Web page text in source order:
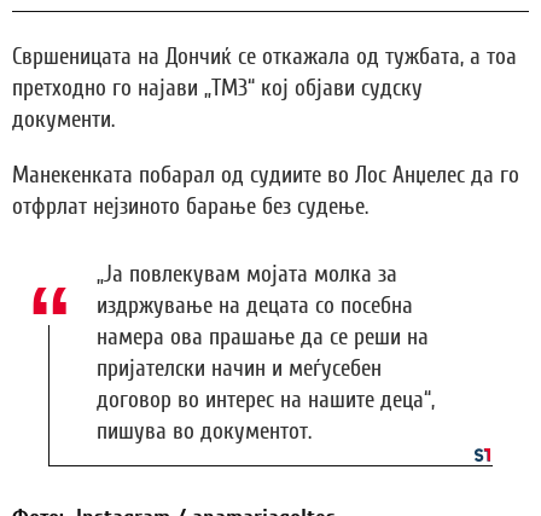
Свршеницата на Дончиќ се откажала од тужбата, а тоа
претходно го најави „ТМЗ“ кој објави судску
документи.
Манекенката побарал од судиите во Лос Анџелес да го
отфрлат нејзиното барање без судење.
„Ја повлекувам мојата молка за
издржување на децата со посебна
намера ова прашање да се реши на
пријателски начин и меѓусебен
договор во интерес на нашите деца“,
пишува во документот.